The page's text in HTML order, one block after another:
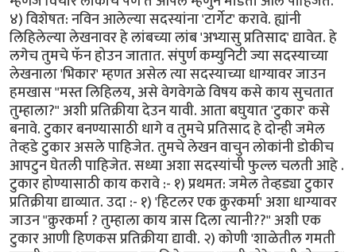
४) विशेषत: नविन आलेल्या सदस्यांना 'टार्गेट' करावे. ह्यांनी
लिहिलेल्या लेखनावर हे लांबच्या लांब 'अभ्यासु प्रतिसाद' द्यावेत. हे
लगेच तुमचे फॅन होउन जातात. संपुर्ण कम्युनिटी ज्या सदस्याच्या
लेखनाला 'भिकार' म्हणत असेल त्या सदस्याच्या धाग्यावर जाउन
हमखास "मस्त लिहिलय, असे वेगवेगळे विषय कसे काय सुचतात
तुम्हाला?" अशी प्रतिक्रीया देउन यावी. आता बघुयात 'टुकार' कसे
बनावे. टुकार बनण्यासाठी धागे व तुमचे प्रतिसाद हे दोन्ही जमेल
तेव्हडे टुकार असले पाहिजेत. तुमचे लेखन वाचुन लोकांनी डोकीच
आपटुन घेतली पाहिजेत. सध्या अशा सदस्यांची फुल्ल चलती आहे .
टुकार होण्यासाठी काय करावे :- १) प्रथमत: जमेल तेव्हड्या टुकार
प्रतिक्रीया द्याव्यात. उदा :- १) 'हिटलर एक क्रुरकर्मा' अशा धाग्यावर
जाउन "क्रुरकर्मा ? तुम्हाला काय त्रास दिला त्यानी??" अशी एक
टुकार आणी हिणकस प्रतिक्रीया द्यावी. २) कोणी 'शाळेतील गमती